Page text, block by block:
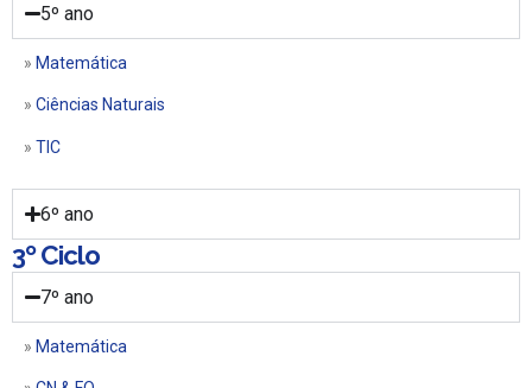
5º ano
» Matemática
» Ciências Naturais
» TIC
6º ano
3º Ciclo
7º ano
» Matemática